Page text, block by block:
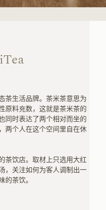
茶生活品牌。茶米茶意思为
原料充数，这就是茶米茶的
同时表达了两个相对而坐的
两个人在这个空间里自在休
茶饮店。取材上只选用大红
，关注如何为客人调制出一
的茶饮。